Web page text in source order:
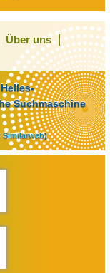
Über uns
Suchmaschine
Similarweb)